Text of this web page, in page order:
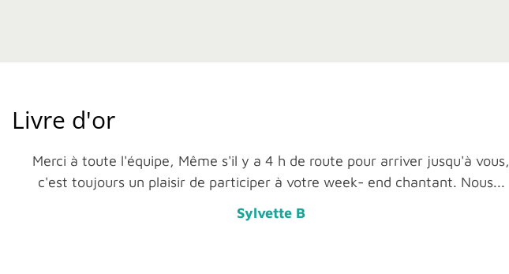
Livre d'or
Merci à toute l'équipe, Même s'il y a 4 h de route pour arriver jusqu'à vous,
c'est toujours un plaisir de participer à votre week- end chantant. Nous...
Sylvette B